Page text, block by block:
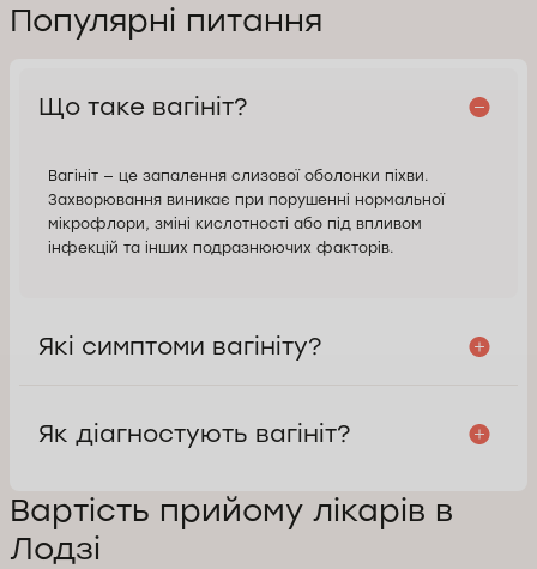
Популярні питання
Що таке вагініт?
Вагініт — це запалення слизової оболонки піхви.
Захворювання виникає при порушенні нормальної
мікрофлори, зміні кислотності або під впливом
інфекцій та інших подразнюючих факторів.
Які симптоми вагініту?
Як діагностують вагініт?
Вартість прийому лікарів в
Лодзі